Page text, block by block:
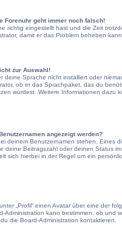
Forenuhr geht immer noch falsch!
richtig eingestellt hast und die Zeit
damit er das Problem beheben
zur Auswahl!
deine Sprache nicht installiert oder
ob er das Sprachpaket, das du
würdest. Weitere Informationen dazu
angezeigt werden?
deinem Benutzernamen stehen. Eines
deine Beitragszahl oder deinen Status
sich hierbei in der Regel um ein
„Profil“ einen Avatar über eine der
Administration kann bestimmen, ob und
die Board-Administration kontaktieren.